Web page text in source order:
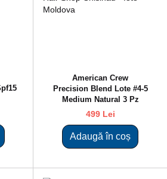
American Crew
Precision Blend Lote #4-5
Medium Natural 3 Pz
499 Lei
Adaugă în coș